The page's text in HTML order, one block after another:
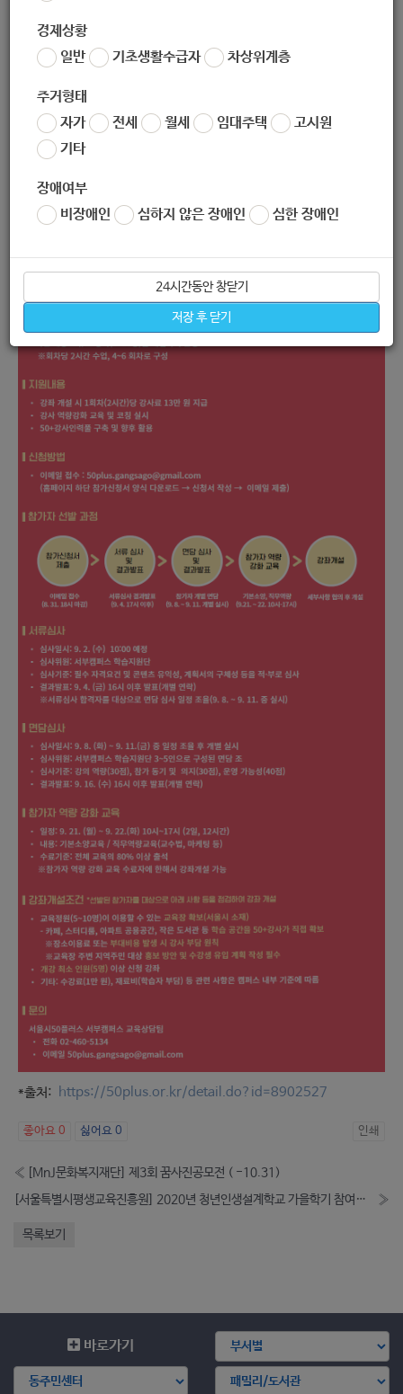
경제상황
일반
기초생활수급자 차상위계층
주거형태
자가
전세 월세 임대주택
고시원
기타
장애여부
비장애인
심하지 않은 장애인 심한 장애인
24시간동안 창닫기
저장 후 닫기
*출처: https://50plus.or.kr/detail.do?id=8902527
좋아요 0 싫어요 0 인쇄
«
[MnJ문화복지재단] 제3회 꿈사진공모전 ( -10.31)
[서울특별시평생교육진흥원] 2020년 청년인생설계학교 가을학기 참여자 모집 ( -9.1)
»
목록보기
바로가기